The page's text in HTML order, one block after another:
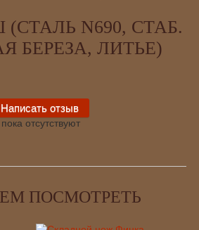
N690, СТАБ.
БЕРЕЗА, ЛИТЬЕ)
отсутствуют
ПОСМОТРЕТЬ